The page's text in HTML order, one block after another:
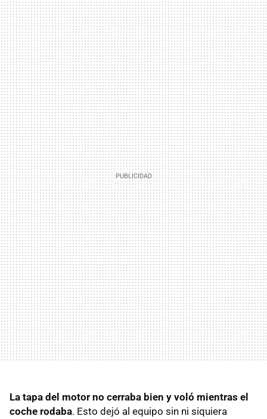
La tapa del motor no cerraba bien y voló mientras el
coche rodaba. Esto dejó al equipo sin ni siquiera